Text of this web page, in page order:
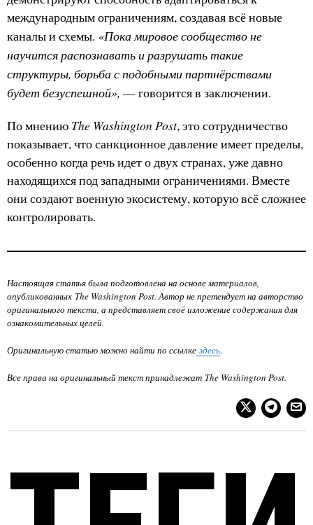
международным ограничениям, создавая всё новые
каналы и схемы. «Пока мировое сообщество не
научится распознавать и разрушать такие
структуры, борьба с подобными партнёрствами
будет безуспешной», — говорится в заключении.
По мнению The Washington Post, это сотрудничество
показывает, что санкционное давление имеет пределы,
особенно когда речь идет о двух странах, уже давно
находящихся под западными ограничениями. Вместе
они создают военную экосистему, которую всё сложнее
контролировать.
Настоящая статья была подготовлена на основе материалов,
опубликованных The Washington Post. Автор не претендует на авторство
оригинального текста, а представляет своё изложение содержания для
ознакомительных целей.
Оригинальную статью можно найти по ссылке здесь.
Все права на оригинальный текст принадлежат The Washington Post.